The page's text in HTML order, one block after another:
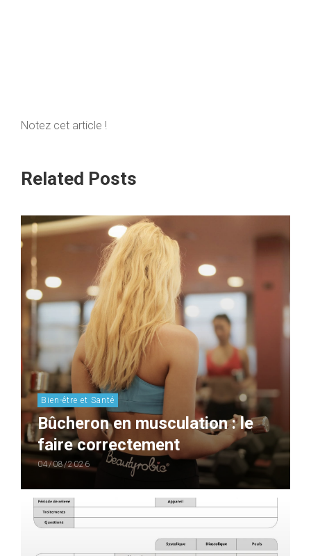
Notez cet article !
Related Posts
Bien-être et Santé
Bûcheron en musculation : le
faire correctement
04/08/2026